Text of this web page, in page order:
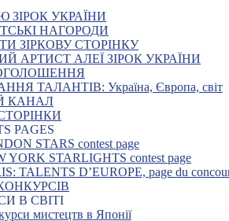
ЗІРОК УКРАЇНИ
НАГОРОДИ
ЗІРКОВУ СТОРІНКУ
АРТИСТ АЛЕЇ ЗІРОК УКРАЇНИ
ТАЛАНТІВ: Україна, Європа, світ
КАНАЛ
PAGES
STARS contest page
YORK STARLIGHTS contest page
TALENTS D’EUROPE, page du
В СВІТІ
мистецтв в Японії